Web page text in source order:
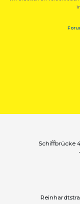
Schiﬀbrücke